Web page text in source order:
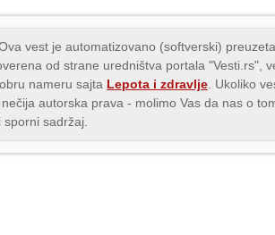
vest je automatizovano (softverski)
od strane uredništva portala "Vesti.rs",
nameru sajta Lepota i zdravlje . Ukoliko
autorska prava - molimo Vas da nas o
sadržaj.